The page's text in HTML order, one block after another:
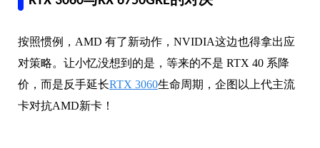
按照惯例，AMD 有了新动作，NVIDIA这边也得拿出应
对策略。让小忆没想到的是，等来的不是 RTX 40 系降
价，而是反手延长RTX 3060生命周期，企图以上代主流
卡对抗AMD新卡！